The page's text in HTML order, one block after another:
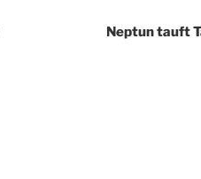
Neptun tauft